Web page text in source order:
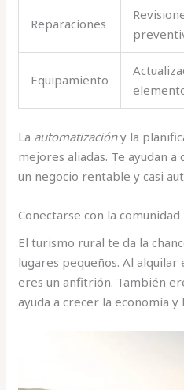
Reparaciones
Equipamiento
La automatizacióny la
mejores aliadas. Te ayudan
un negocio rentable y casi
Conectarse con la comunidad
El turismo rural te da la
lugares pequeños. Al
eres un anfitrión. También
ayuda a crecer la economía